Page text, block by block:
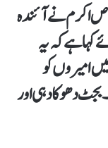
اکرم نے آئندہ
کہا ہےکہ یہ
امیروں کو
دھوکا دہی اور